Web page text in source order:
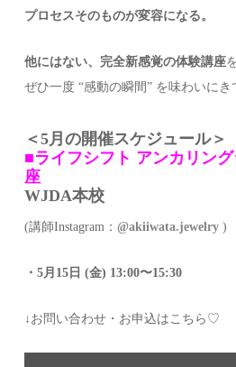
プロセスそのものが変容になる。
他にはない、完全新感覚の体験講座
ぜひ一度 “感動の瞬間” を味わいにき
＜5月の開催スケジュール＞
■ライフシフト アンカリン
座
WJDA本校
(講師Instagram：@akiiwata.jewelry )
・5月15日 (金) 13:00〜15:30
↓お問い合わせ・お申込はこちら♡